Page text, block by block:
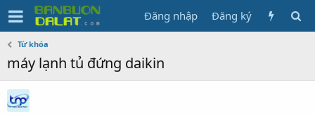
Đăng nhập Đăng ký
Từ khóa
máy lạnh tủ đứng daikin